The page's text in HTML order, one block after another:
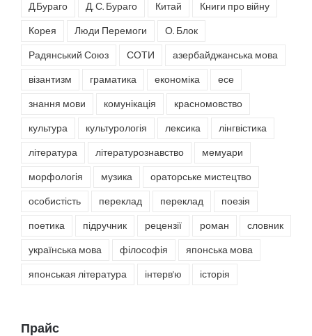
Д.Бураго Д. С. Бураго Китай Книги про війну
Корея Люди Перемоги О. Блок
Радянський Союз СОТИ азербайджанська мова
візантизм граматика економіка есе
знання мови комунікація красномовство
культура культурологія лексика лінгвістика
література літературознавство мемуари
морфологія музика ораторське мистецтво
особистість переклад переклад поезія
поетика підручник рецензії роман словник
українська мова філософія японська мова
японськая література інтерв'ю історія
Прайс